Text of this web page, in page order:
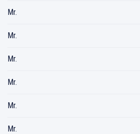
Mr.
Mr.
Mr.
Mr.
Mr.
Mr.